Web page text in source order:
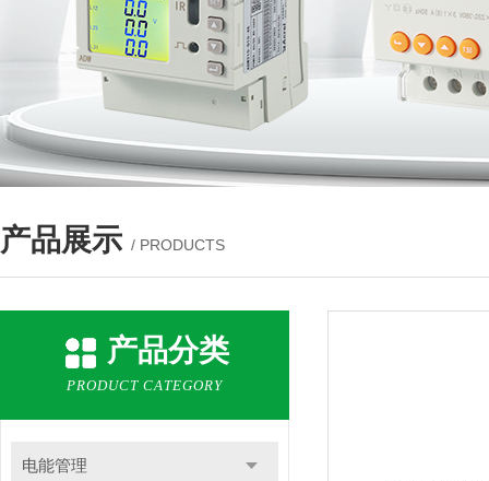
产品展示 / PRODUCTS
产品分类
PRODUCT CATEGORY
电能管理